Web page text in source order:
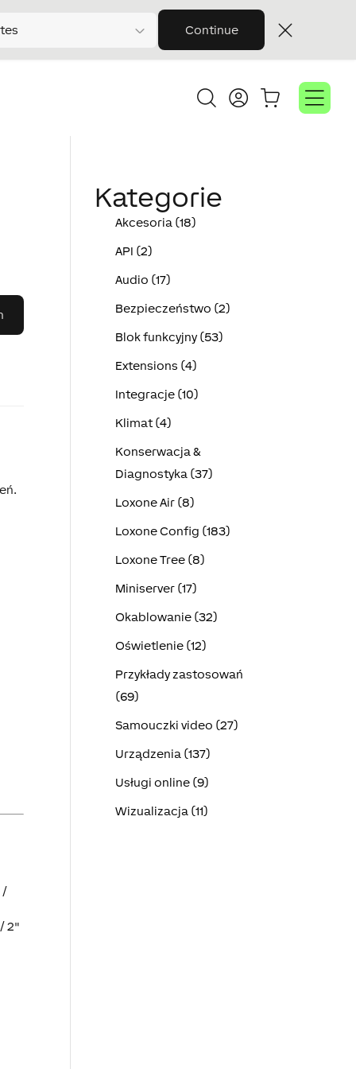
Continue
/
2"
Kategorie
Akcesoria (18)
API (2)
Audio (17)
Bezpieczeństwo (2)
Blok funkcyjny (53)
Extensions (4)
Integracje (10)
Klimat (4)
Konserwacja &
Diagnostyka (37)
Loxone Air (8)
Loxone Config (183)
Loxone Tree (8)
Miniserver (17)
Okablowanie (32)
Oświetlenie (12)
Przykłady zastosowań
(69)
Samouczki video (27)
Urządzenia (137)
Usługi online (9)
Wizualizacja (11)